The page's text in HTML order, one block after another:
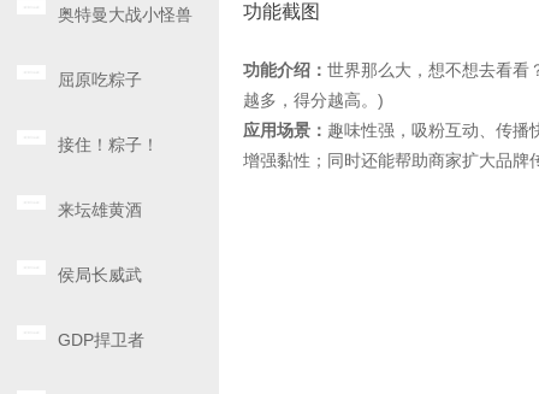
奥特曼大战小怪兽
屈原吃粽子
接住！粽子！
来坛雄黄酒
侯局长威武
GDP捍卫者
功能截图
功能介绍： 世界那么大，想不想去看看
越多，得分越高。)
应用场景： 趣味性强，吸粉互动、传播
增强黏性；同时还能帮助商家扩大品